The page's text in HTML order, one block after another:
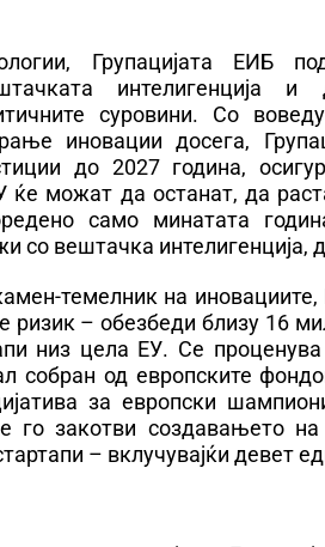
Групацијата ЕИБ
интелигенција
суровини. Со
иновации досега,
до 2027 година,
ќе можат да останат, да
само минатата
со вештачка интелигенција,
темелник на
– обезбеди близу 16
низ цела ЕУ. Се
собран од европските
за европски
го закотви создавањето
– вклучувајќи девет